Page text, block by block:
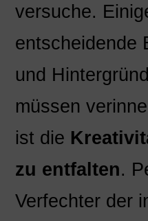
versuche.
entscheidende
und
müssen
ist die
zu entfalten.
Verfechter der